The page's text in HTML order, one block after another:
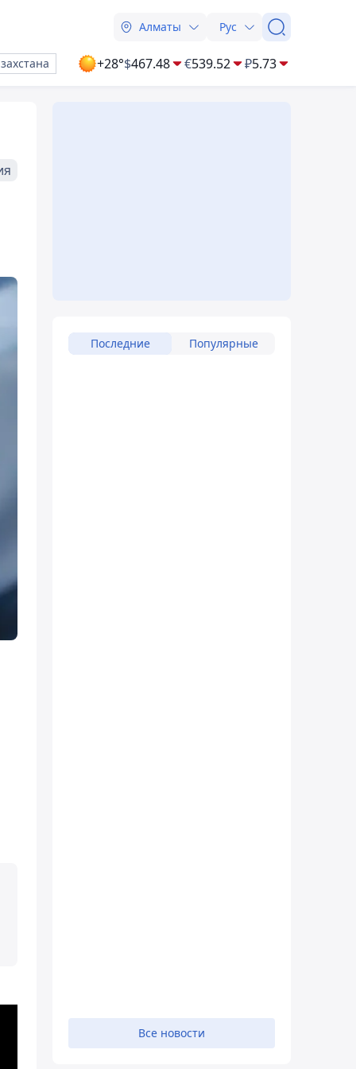
Алматы Рус
+28°$467.48 €539.52 ₽5.73
Последние Популярные
Все новости